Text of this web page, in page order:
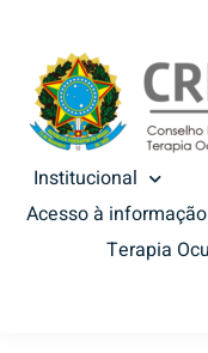
Institucional
Acesso à informação
Terapia